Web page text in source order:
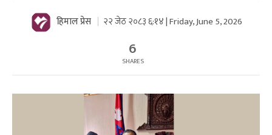
हिमाल प्रेस २२ जेठ २०८३ ६:१४ | Friday, June 5, 2026
6
SHARES